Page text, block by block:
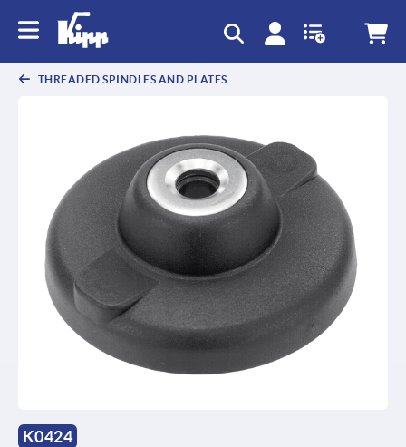
THREADED SPINDLES AND PLATES
K0424